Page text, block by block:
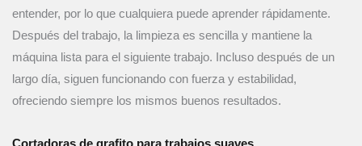
entender, por lo que cualquiera puede aprender rápidamente.
Después del trabajo, la limpieza es sencilla y mantiene la
máquina lista para el siguiente trabajo. Incluso después de un
largo día, siguen funcionando con fuerza y estabilidad,
ofreciendo siempre los mismos buenos resultados.
Cortadoras de grafito para trabajos suaves